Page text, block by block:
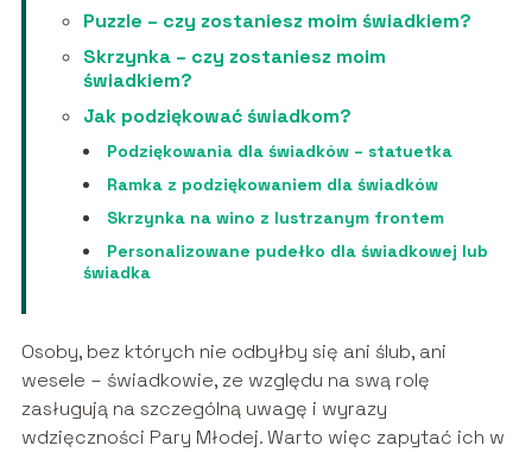
Puzzle – czy zostaniesz moim świadkiem?
Skrzynka – czy zostaniesz moim
świadkiem?
Jak podziękować świadkom?
Podziękowania dla świadków – statuetka
Ramka z podziękowaniem dla świadków
Skrzynka na wino z lustrzanym frontem
Personalizowane pudełko dla świadkowej lub
świadka
Osoby, bez których nie odbyłby się ani ślub, ani
wesele – świadkowie, ze względu na swą rolę
zasługują na szczególną uwagę i wyrazy
wdzięczności Pary Młodej. Warto więc zapytać ich w